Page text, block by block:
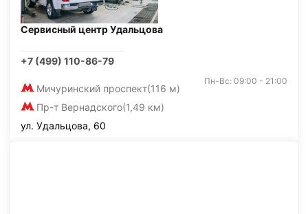
Сервисный центр Удальцова
+7 (499) 110-86-79
Мичуринский проспект(116 м)
Пр-т Вернадского(1,49 км)
Пн-Вс: 09:00 - 21:00
ул. Удальцова, 60